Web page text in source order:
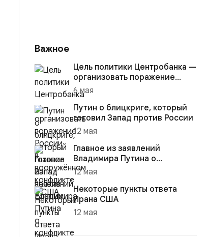
Важное
Цель политики Центробанка —
организовать поражение
России в вооружённом
конфликте с США
6 мая
Путин о блицкриге, который
готовил Запад против России
12 мая
Главное из заявлений
Владимира Путина о
конфликте на Украине
12 мая
Некоторые пункты ответа
Ирана США
12 мая